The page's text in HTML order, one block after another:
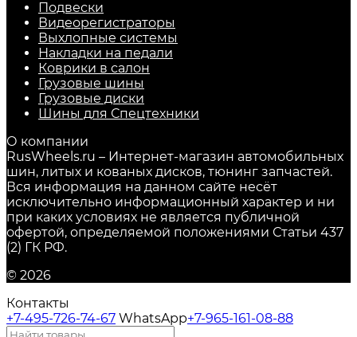
Подвески
Видеорегистраторы
Выхлопные системы
Накладки на педали
Коврики в салон
Грузовые шины
Грузовые диски
Шины для Спецтехники
О компании
RusWheels.ru – Интернет-магазин автомобильных
шин, литых и кованых дисков, тюнинг запчастей.
Вся информация на данном сайте несёт
исключительно информационный характер и ни
при каких условиях не является публичной
офертой, определяемой положениями Статьи 437
(2) ГК РФ.
© 2026
Контакты
+7-495-726-74-67 WhatsApp+7-965-161-08-88